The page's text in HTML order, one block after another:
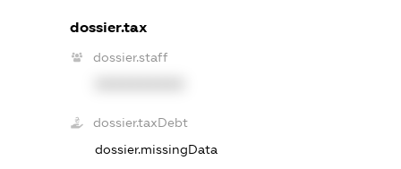
dossier.tax
dossier.staff
dossier.taxDebt
dossier.missingData